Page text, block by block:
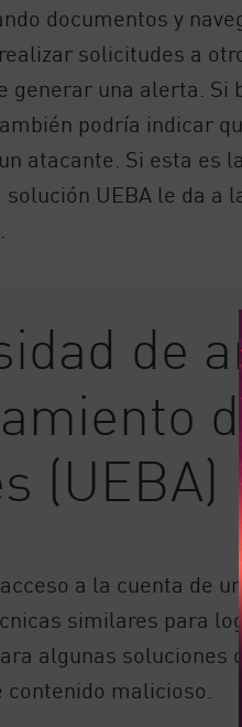
documentos y
solicitudes a
generar una alerta.
podría indicar
atacante. Si esta es
UEBA le da a
de
(UEBA)
a la cuenta de
similares para
algunas soluciones
malicioso.